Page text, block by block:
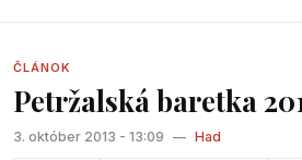
ČLÁNOK
Petržalská baretka
3. október 2013 - 13:09 — Had